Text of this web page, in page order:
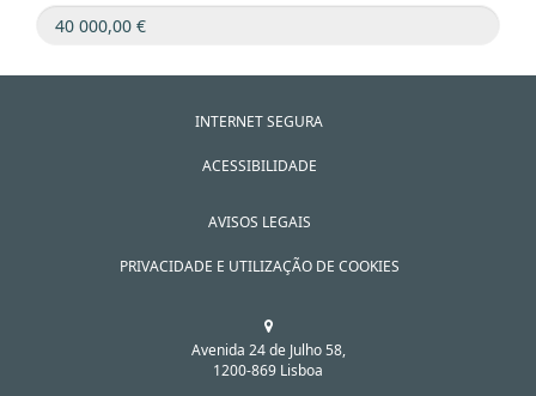
INTERNET SEGURA
ACESSIBILIDADE
AVISOS LEGAIS
PRIVACIDADE E UTILIZAÇÃO DE COOKIES
Avenida 24 de Julho 58,
1200-869 Lisboa